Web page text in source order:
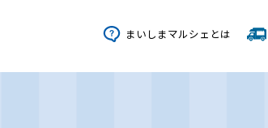
まいしまマルシェとは